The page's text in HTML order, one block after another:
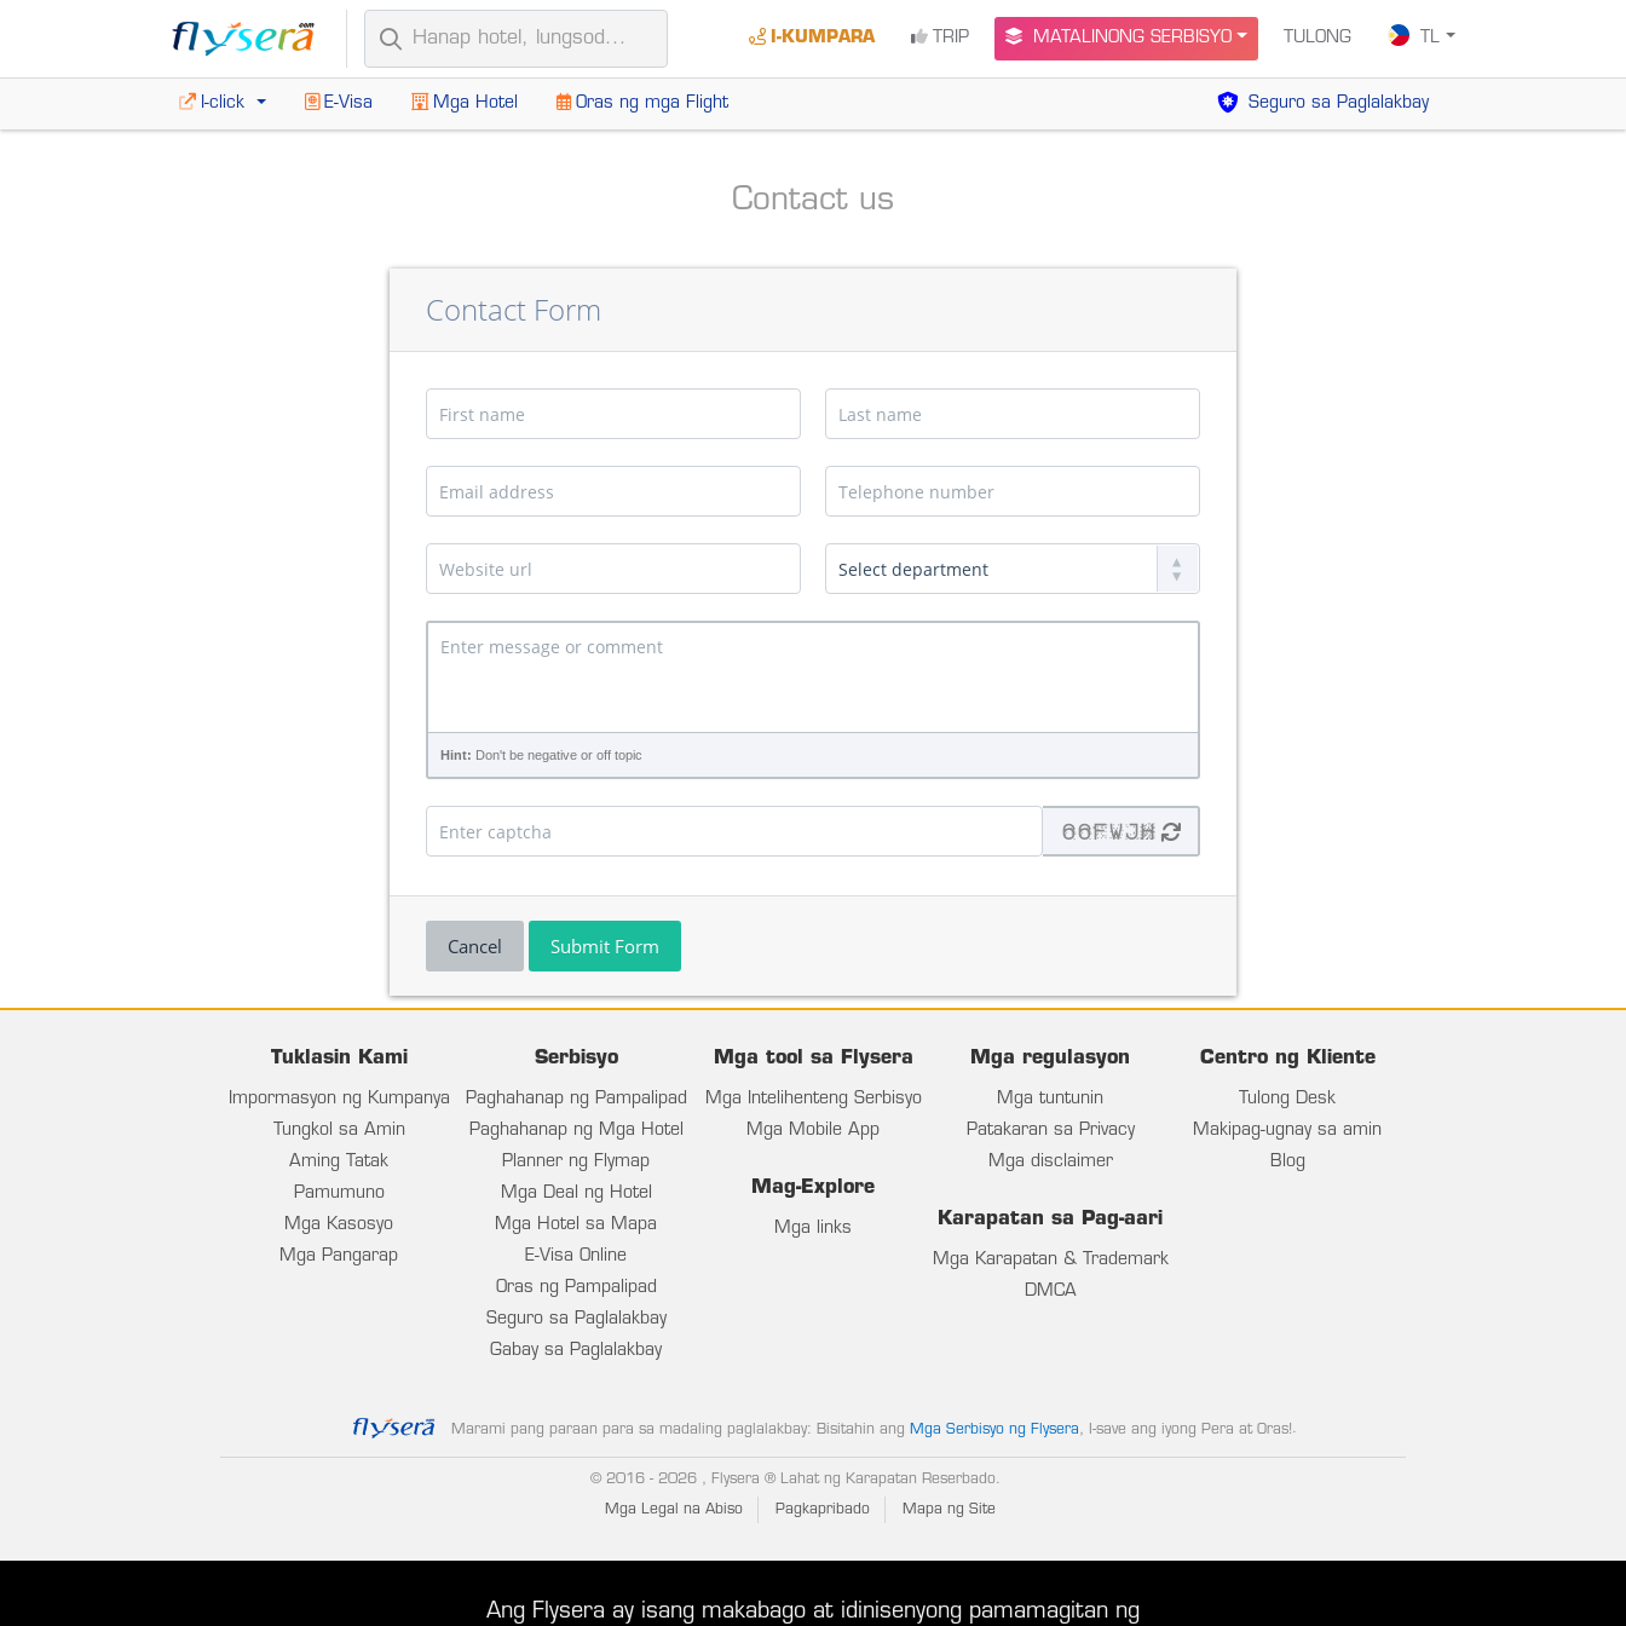
I-KUMPARA TRIP MATALINONG SERBISYO TULONG TL
I-click E-Visa Mga Hotel Oras ng mga Flight Seguro sa Paglalakbay
Contact us
Contact Form
Hint: Don't be negative or off topic
Cancel Submit Form
Tuklasin Kami
Impormasyon ng Kumpanya
Tungkol sa Amin
Aming Tatak
Pamumuno
Mga Kasosyo
Mga Pangarap
Serbisyo
Paghahanap ng Pampalipad
Paghahanap ng Mga Hotel
Planner ng Flymap
Mga Deal ng Hotel
Mga Hotel sa Mapa
E-Visa Online
Oras ng Pampalipad
Seguro sa Paglalakbay
Gabay sa Paglalakbay
Mga tool sa Flysera
Mga Intelihenteng Serbisyo
Mga Mobile App
Mag-Explore
Mga links
Mga regulasyon
Mga tuntunin
Patakaran sa Privacy
Mga disclaimer
Karapatan sa Pag-aari
Mga Karapatan & Trademark
DMCA
Centro ng Kliente
Tulong Desk
Makipag-ugnay sa amin
Blog
Marami pang paraan para sa madaling paglalakbay: Bisitahin ang Mga Serbisyo ng Flysera, I-save ang iyong Pera at Oras!.
© 2016 - 2026 , Flysera ® Lahat ng Karapatan Reserbado.
Mga Legal na Abiso Pagkapribado Mapa ng Site
Ang Flysera ay isang makabago at idinisenyong pamamagitan ng